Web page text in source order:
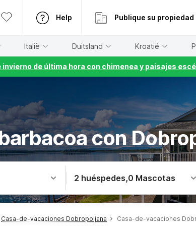
Help Publique su propiedad
Italië Duitsland Kroatië
de última hora con chimenea y paisajes
con
2 huéspedes,0 Mascotas
Casa-de-vacaciones Dobropoljana Casa-de-vacaciones